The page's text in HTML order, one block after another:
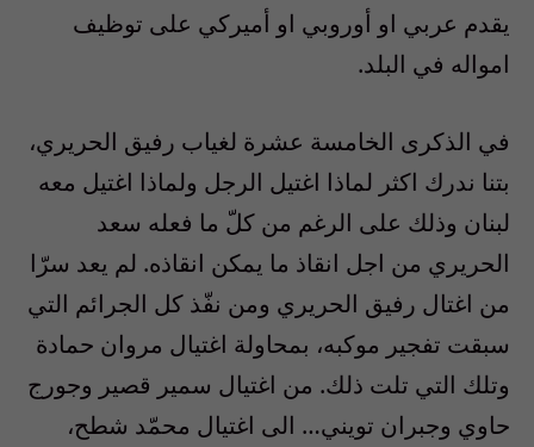
يقدم عربي او أوروبي او أميركي على توظيف
امواله في البلد.
في الذكرى الخامسة عشرة لغياب رفيق الحريري،
بتنا ندرك اكثر لماذا اغتيل الرجل ولماذا اغتيل معه
لبنان وذلك على الرغم من كلّ ما فعله سعد
الحريري من اجل انقاذ ما يمكن انقاذه. لم يعد سرّا
من اغتال رفيق الحريري ومن نفّذ كل الجرائم التي
سبقت تفجير موكبه، بمحاولة اغتيال مروان حمادة
وتلك التي تلت ذلك. من اغتيال سمير قصير وجورج
حاوي وجبران تويني… الى اغتيال محمّد شطح،